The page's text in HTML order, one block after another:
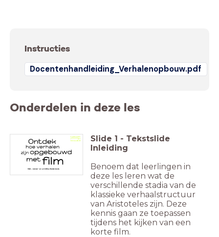
Instructies
Docentenhandleiding_Verhalenopbouw.pdf
Onderdelen in deze les
Slide 1 - Tekstslide
Inleiding
Benoem dat leerlingen in
deze les leren wat de
verschillende stadia van de
klassieke verhaalstructuur
van Aristoteles zijn. Deze
kennis gaan ze toepassen
tijdens het kijken van een
korte film.